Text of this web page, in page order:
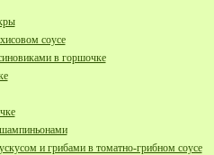
соусе
в горшочке
и грибами в томатно-грибном соусе